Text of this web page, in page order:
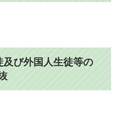
び外国人生徒等の